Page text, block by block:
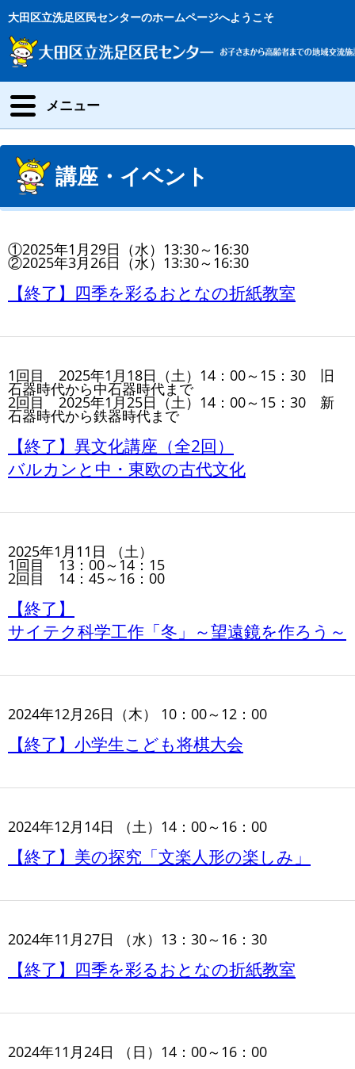
大田区立洗足区民センターのホームページへようこそ
メニュー
講座・イベント
①2025年1月29日（水）13:30～16:30
②2025年3月26日（水）13:30～16:30
【終了】四季を彩るおとなの折紙教室
1回目 2025年1月18日（土）14：00～15：30 旧
石器時代から中石器時代まで
2回目 2025年1月25日（土）14：00～15：30 新
石器時代から鉄器時代まで
【終了】異文化講座（全2回）
バルカンと中・東欧の古代文化
2025年1月11日 （土）
1回目 13：00～14：15
2回目 14：45～16：00
【終了】
サイテク科学工作「冬」～望遠鏡を作ろう～
2024年12月26日（木） 10：00～12：00
【終了】小学生こども将棋大会
2024年12月14日 （土）14：00～16：00
【終了】美の探究「文楽人形の楽しみ」
2024年11月27日 （水）13：30～16：30
【終了】四季を彩るおとなの折紙教室
2024年11月24日 （日）14：00～16：00